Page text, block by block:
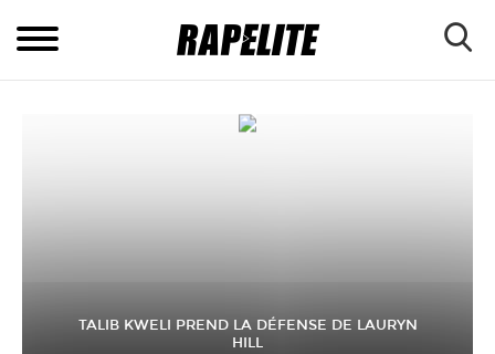
TALIB KWELI PREND LA DÉFENSE DE LAURYN
HILL